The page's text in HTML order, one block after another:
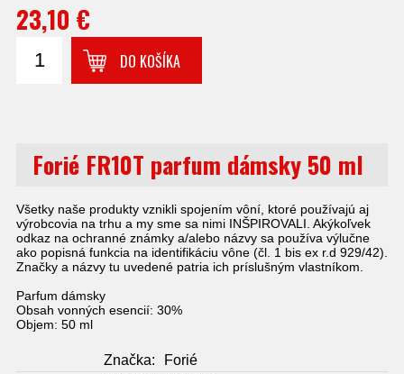
23,10 €
DO KOŠÍKA
Forié FR10T parfum dámsky 50 ml
Všetky naše produkty vznikli spojením vôní, ktoré používajú aj
výrobcovia na trhu a my sme sa nimi INŠPIROVALI. Akýkoľvek
odkaz na ochranné známky a/alebo názvy sa používa výlučne
ako popisná funkcia na identifikáciu vône (čl. 1 bis ex r.d 929/42).
Značky a názvy tu uvedené patria ich príslušným vlastníkom.
Parfum dámsky
Obsah vonných esencií: 30%
Objem: 50 ml
Značka:
Forié